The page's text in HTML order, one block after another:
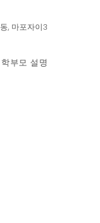
, 마포자이3
부모 설명